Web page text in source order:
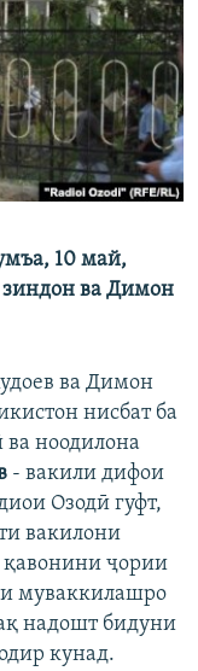
10 май,
зиндон ва Димон
ва Димон
нисбат ба
ноодилона
- вакили дифои
Озодӣ гуфт,
вакилони
қавонини ҷории
муваккилашро
надошт бидуни
кунад.